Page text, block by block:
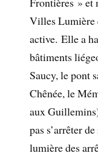
Villes Lumière
active. Elle a
bâtiments
Saucy, le pont
Chênée, le
aux
pas s’arrêter
lumière des